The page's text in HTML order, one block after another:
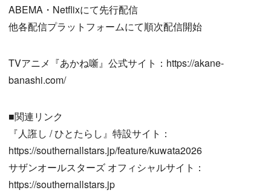
ABEMA・Netflixにて先行配信
他各配信プラットフォームにて順次配信開始
TVアニメ『あかね噺』公式サイト：https://akane-
banashi.com/
■関連リンク
『人誑し / ひとたらし』特設サイト：
https://southernallstars.jp/feature/kuwata2026
サザンオールスターズ オフィシャルサイト：
https://southernallstars.jp